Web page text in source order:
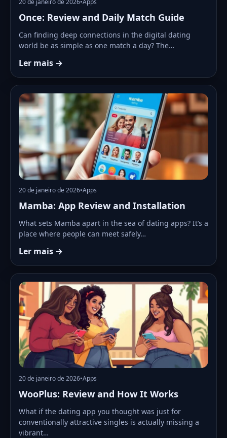
20 de janeiro de 2026•Apps
Once: Review and Daily Match Guide
Can finding deep connections in the digital dating
world be as simple as one match a day? The…
Ler mais →
20 de janeiro de 2026•Apps
Mamba: App Review and Installation
What sets Mamba apart in the sea of dating apps? It’s a
place where people can meet safely…
Ler mais →
20 de janeiro de 2026•Apps
WooPlus: Review and How It Works
What if the dating app you thought was just for
conventionally attractive singles is actually missing a
vibrant…